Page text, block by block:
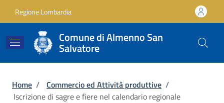
Regione Lombardia
Comune di Almenno San
Salvatore
Briciole di pane
Home / Commercio ed Attività produttive /
Iscrizione di sagre e fiere nel calendario regionale